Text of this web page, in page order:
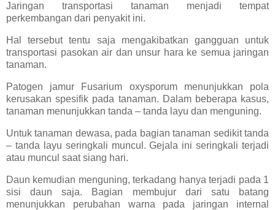
Jaringan transportasi tanaman menjadi tempat
perkembangan dari penyakit ini.
Hal tersebut tentu saja mengakibatkan gangguan untuk
transportasi pasokan air dan unsur hara ke semua jaringan
tanaman.
Patogen jamur Fusarium oxysporum menunjukkan pola
kerusakan spesifik pada tanaman. Dalam beberapa kasus,
tanaman menunjukkan tanda – tanda layu dan menguning.
Untuk tanaman dewasa, pada bagian tanaman sedikit tanda
– tanda layu seringkali muncul. Gejala ini seringkali terjadi
atau muncul saat siang hari.
Daun kemudian menguning, terkadang hanya terjadi pada 1
sisi daun saja. Bagian membujur dari satu batang
menunjukkan perubahan warna pada jaringan internal